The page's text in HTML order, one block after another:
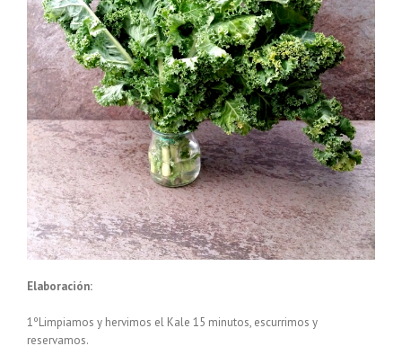
Elaboración:
1ºLimpiamos y hervimos el Kale 15 minutos, escurrimos y
reservamos.